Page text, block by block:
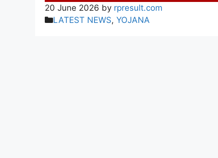
20 June 2026 by rpresult.com
Categories
LATEST NEWS, YOJANA